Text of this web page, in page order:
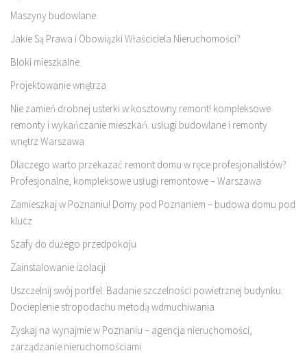
Maszyny budowlane
Jakie Są Prawa i Obowiązki Właściciela Nieruchomości?
Bloki mieszkalne
Projektowanie wnętrza
Nie zamień drobnej usterki w kosztowny remont! kompleksowe
remonty i wykańczanie mieszkań. usługi budowlane i remonty
wnętrz Warszawa
Dlaczego warto przekazać remont domu w ręce profesjonalistów?
Profesjonalne, kompleksowe usługi remontowe – Warszawa
Zamieszkaj w Poznaniu! Domy pod Poznaniem – budowa domu pod
klucz
Szafy do dużego przedpokoju
Zainstalowanie izolacji
Uszczelnij swój portfel. Badanie szczelności powietrznej budynku.
Docieplenie stropodachu metodą wdmuchiwania
Zyskaj na wynajmie w Poznaniu – agencja nieruchomości,
zarządzanie nieruchomościami